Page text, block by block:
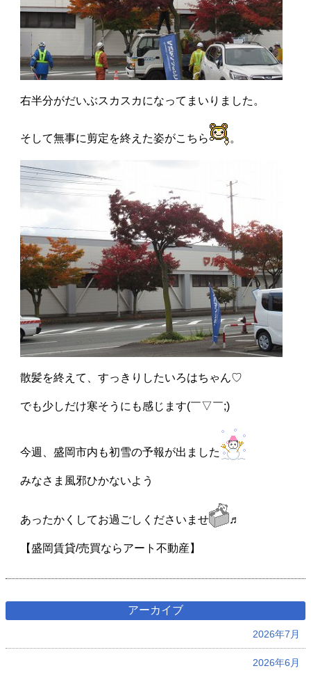
右半分がだいぶスカスカになってまいりました。
そして無事に剪定を終えた姿がこちら 。
散髪を終えて、すっきりしたいろはちゃん♡
でも少しだけ寒そうにも感じます(￣▽￣;)
今週、盛岡市内も初雪の予報が出ました
みなさま風邪ひかないよう
あったかくしてお過ごしくださいませ ♬
【盛岡賃貸/売買ならアート不動産】
アーカイブ
2026年7月
2026年6月